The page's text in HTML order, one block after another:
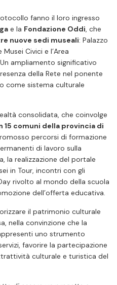
fanno il loro ingresso
e la Fondazione Oddi, che
nuove sedi museali: Palazzo
Civici e l’Area
ampliamento significativo
della Rete nel ponente
come sistema culturale
consolidata, che coinvolge
comuni della provincia di
percorsi di formazione
di lavoro sulla
la realizzazione del portale
in Tour, incontri con gli
rivolto al mondo della scuola
dell’offerta educativa.
il patrimonio culturale
nella convinzione che la
uno strumento
favorire la partecipazione
culturale e turistica del